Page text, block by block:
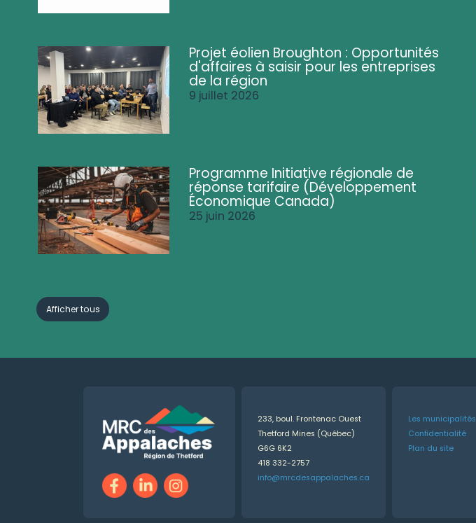
Projet éolien Broughton : Opportunités
d'affaires à saisir pour les entreprises
de la région
9 juillet 2026
Programme Initiative régionale de
réponse tarifaire (Développement
Économique Canada)
25 juin 2026
Afficher tous
233, boul. Frontenac Ouest
Thetford Mines (Québec)
G6G 6K2
418 332-2757
info@mrcdesappalaches.ca
Les municipalités
Confidentialité
Plan du site